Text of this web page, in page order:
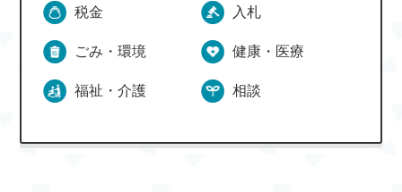
税金 入札
ごみ・環境 健康・医療
福祉・介護 相談